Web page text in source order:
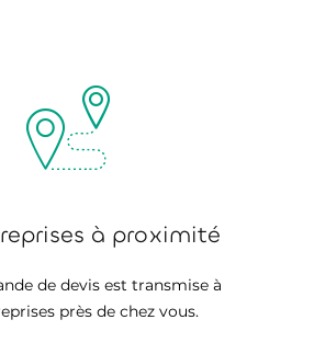
à proximité
de devis est transmise à
près de chez vous.